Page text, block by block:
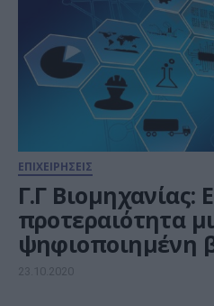
ΕΠΙΧΕΙΡΗΣΕΙΣ
Γ.Γ Βιομηχανίας:
προτεραιότητα
ψηφιοποιημένη
23.10.2020